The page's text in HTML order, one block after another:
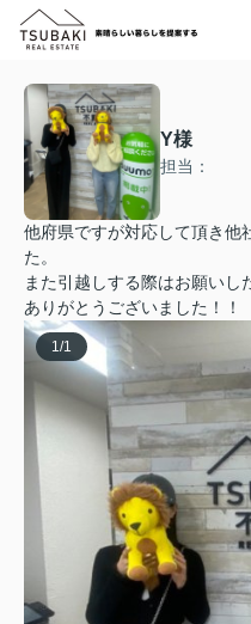
Y様
担当：
他府県ですが対応して頂き他
た。
また引越しする際はお願いし
ありがとうございました！！
1/1